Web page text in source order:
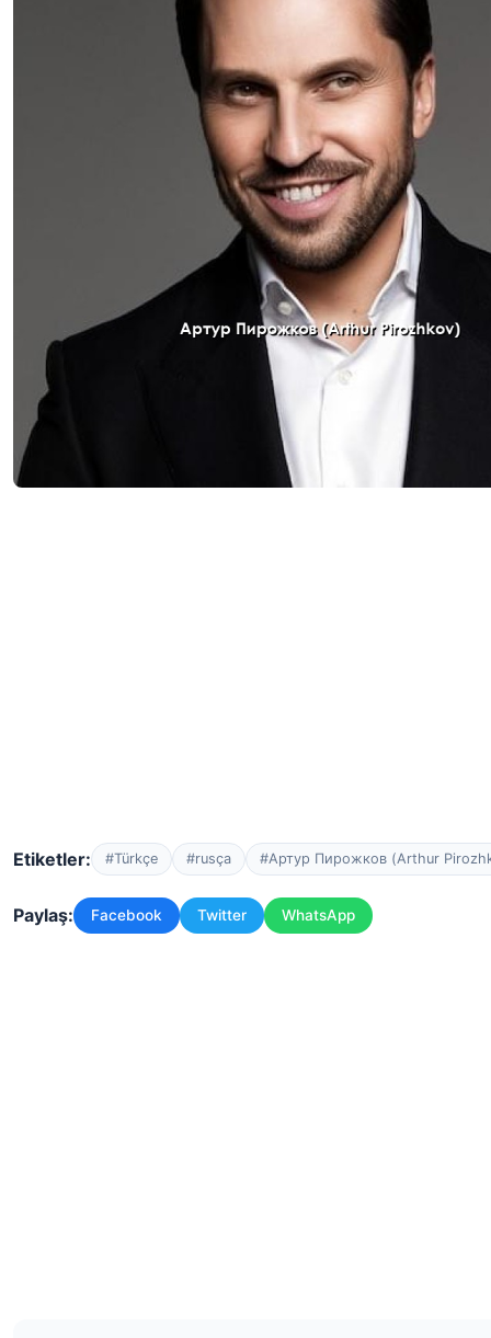
Etiketler: #Türkçe #rusça #Артур Пирожков (Arthur
Paylaş: Facebook Twitter WhatsApp